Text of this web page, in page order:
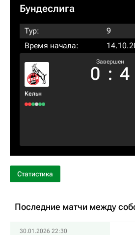
Бундеслига
Тур:
9
Время начала:
Кельн
Завершен
0 : 4
Статистика
Последние матчи между
30.01.2026 22:30